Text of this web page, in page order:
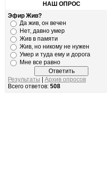
НАШ ОПРОС
Эфир Жив?
Да жив, он вечен
Нет, давно умер
Жив в памяти
Жив, но никому не нужен
Умер и туда ему и дорога
Мне все равно
Результаты
Архив опросов
Всего ответов: 508